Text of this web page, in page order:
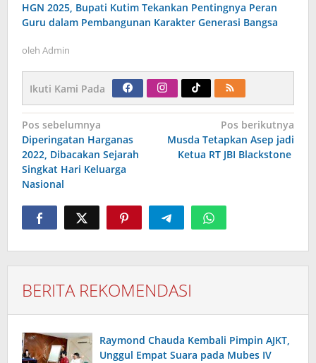
HGN 2025, Bupati Kutim Tekankan Pentingnya Peran
Guru dalam Pembangunan Karakter Generasi Bangsa
oleh Admin
Ikuti Kami Pada
Navigasi
pos
Pos sebelumnya
Diperingatan Harganas
2022, Dibacakan Sejarah
Singkat Hari Keluarga
Nasional
Pos berikutnya
Musda Tetapkan Asep jadi
Ketua RT JBI Blackstone
BERITA REKOMENDASI
Raymond Chauda Kembali Pimpin AJKT,
Unggul Empat Suara pada Mubes IV